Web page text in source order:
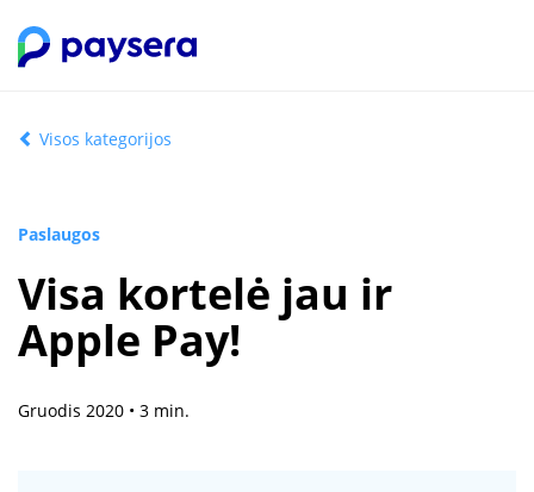
Visos kategorijos
Paslaugos
Visa kortelė jau ir
Apple Pay!
Gruodis 2020 • 3 min.